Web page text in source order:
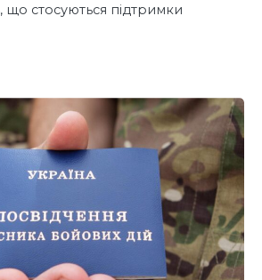
що стосуються підтримки